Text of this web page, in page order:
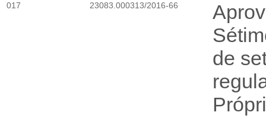
017 23083.000313/2016-66
de